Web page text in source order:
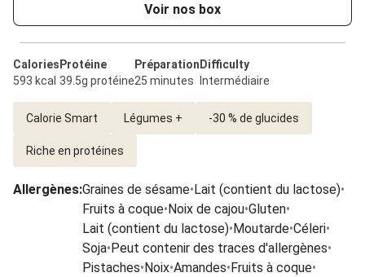
Voir nos box
Calories
593 kcal
Protéine
39.5g protéine
Préparation
25 minutes
Difficulty
Intermédiaire
Calorie Smart Légumes + -30 % de glucides
Riche en protéines
Allergènes:Graines de sésame•Lait (contient du lactose)•
Fruits à coque•Noix de cajou•Gluten•
Lait (contient du lactose)•Moutarde•Céleri•
Soja•Peut contenir des traces d'allergènes•
Pistaches•Noix•Amandes•Fruits à coque•